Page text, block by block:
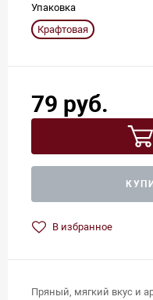
Упаковка
Крафтовая
79 руб.
В избранное
Пряный, мягкий вкус и